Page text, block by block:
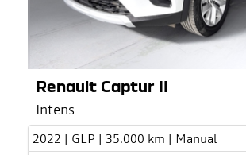
Renault Captur II
Intens
2022 | GLP | 35.000 km | Manual